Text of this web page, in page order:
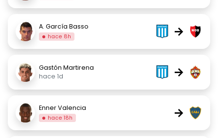
A. García Basso
hace 8h →
Gastón Martirena
hace 1d
→
Enner Valencia
hace 18h →